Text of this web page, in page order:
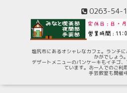
0263-54-
塩尻市にあるオシャレなカフェ。ランチ
かがでしょう。
デザートメニューのパンケーキもイチゴ
ています。お一人でのご利
手芸教室も開催中